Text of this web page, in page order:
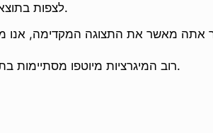
לצפות בתוצאה לפני שמשהו עולה לאוויר בחנות שלך.
רוב המיגרציות מיוטפו מסתיימות בתוך שבוע מהזמן שבו אנו מקבלים את היצוא.